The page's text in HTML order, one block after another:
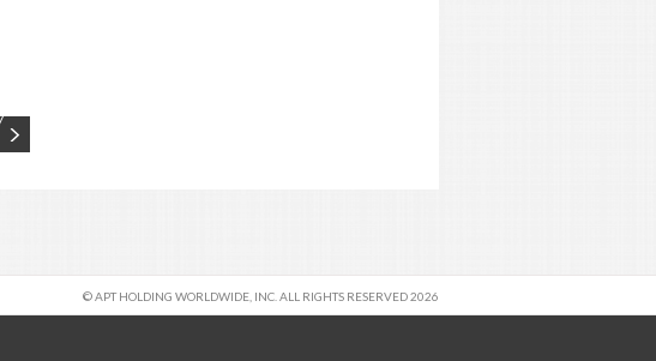
© APT HOLDING WORLDWIDE, INC. ALL RIGHTS RESERVED 2026